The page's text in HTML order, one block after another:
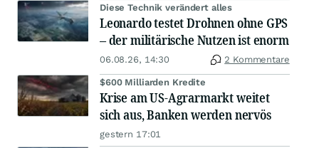
Diese Technik verändert alles
Leonardo testet Drohnen ohne GPS
– der militärische Nutzen ist enorm
06.08.26, 14:30 2 Kommentare
$600 Milliarden Kredite
Krise am US-Agrarmarkt weitet
sich aus, Banken werden nervös
gestern 17:01